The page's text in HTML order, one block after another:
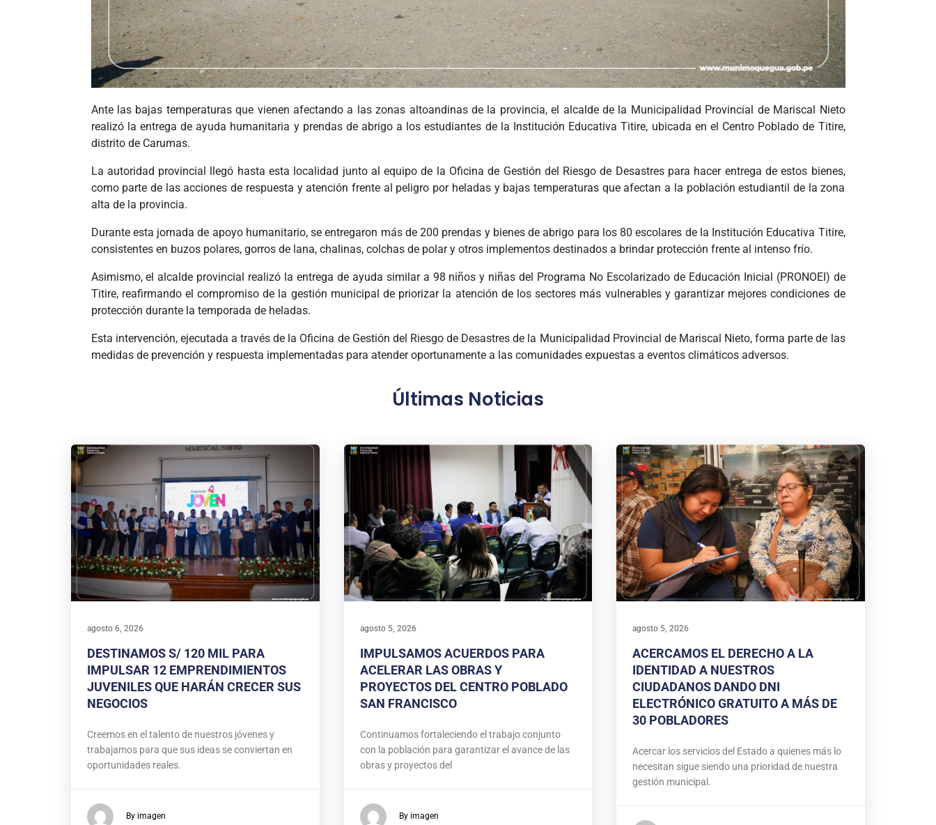
Ante las bajas temperaturas que vienen afectando a las zonas altoandinas de la provincia, el alcalde de la Municipalidad Provincial de Mariscal Nieto
realizó la entrega de ayuda humanitaria y prendas de abrigo a los estudiantes de la Institución Educativa Titire, ubicada en el Centro Poblado de Titire,
distrito de Carumas.
La autoridad provincial llegó hasta esta localidad junto al equipo de la Oficina de Gestión del Riesgo de Desastres para hacer entrega de estos bienes,
como parte de las acciones de respuesta y atención frente al peligro por heladas y bajas temperaturas que afectan a la población estudiantil de la zona
alta de la provincia.
Durante esta jornada de apoyo humanitario, se entregaron más de 200 prendas y bienes de abrigo para los 80 escolares de la Institución Educativa Titire,
consistentes en buzos polares, gorros de lana, chalinas, colchas de polar y otros implementos destinados a brindar protección frente al intenso frío.
Asimismo, el alcalde provincial realizó la entrega de ayuda similar a 98 niños y niñas del Programa No Escolarizado de Educación Inicial (PRONOEI) de
Titire, reafirmando el compromiso de la gestión municipal de priorizar la atención de los sectores más vulnerables y garantizar mejores condiciones de
protección durante la temporada de heladas.
Esta intervención, ejecutada a través de la Oficina de Gestión del Riesgo de Desastres de la Municipalidad Provincial de Mariscal Nieto, forma parte de las
medidas de prevención y respuesta implementadas para atender oportunamente a las comunidades expuestas a eventos climáticos adversos.
Últimas Noticias
agosto 6, 2026
DESTINAMOS S/ 120 MIL PARA
IMPULSAR 12 EMPRENDIMIENTOS
JUVENILES QUE HARÁN CRECER SUS
NEGOCIOS
Creemos en el talento de nuestros jóvenes y
trabajamos para que sus ideas se conviertan en
oportunidades reales.
By imagen
agosto 5, 2026
IMPULSAMOS ACUERDOS PARA
ACELERAR LAS OBRAS Y
PROYECTOS DEL CENTRO POBLADO
SAN FRANCISCO
Continuamos fortaleciendo el trabajo conjunto
con la población para garantizar el avance de las
obras y proyectos del
By imagen
agosto 5, 2026
ACERCAMOS EL DERECHO A LA
IDENTIDAD A NUESTROS
CIUDADANOS DANDO DNI
ELECTRÓNICO GRATUITO A MÁS DE
30 POBLADORES
Acercar los servicios del Estado a quienes más lo
necesitan sigue siendo una prioridad de nuestra
gestión municipal.